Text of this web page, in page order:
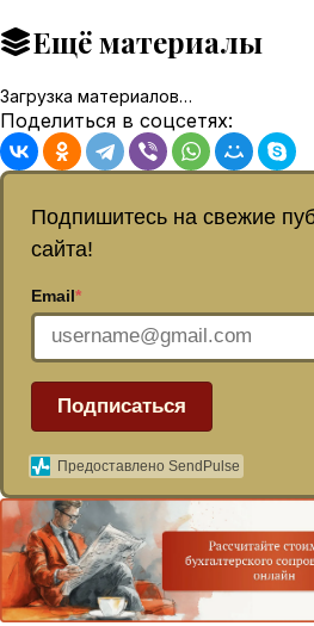
Ещё материалы
Загрузка материалов…
Поделиться в соцсетях:
Подпишитесь на свежие
сайта!
Email*
Подписаться
Предоставлено SendPulse